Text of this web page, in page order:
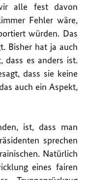
alle fest davon
Fehler wäre,
würden. Das
Bisher hat ja auch
dass es anders ist.
dass sie keine
auch ein Aspekt,
ist, dass man
sprechen
Natürlich
eines fairen